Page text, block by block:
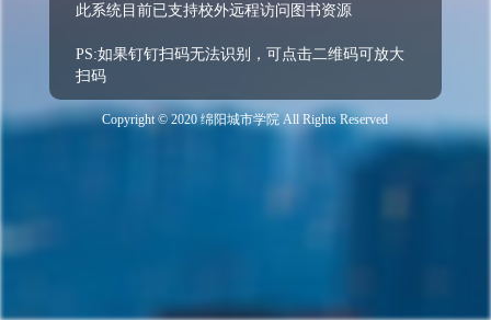
此系统目前已支持校外远程访问图书资源
PS:如果钉钉扫码无法识别，可点击二维码可放大
扫码
Copyright © 2020 绵阳城市学院 All Rights Reserved